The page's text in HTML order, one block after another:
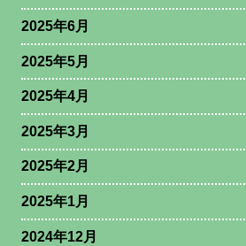
2025年6月
2025年5月
2025年4月
2025年3月
2025年2月
2025年1月
2024年12月